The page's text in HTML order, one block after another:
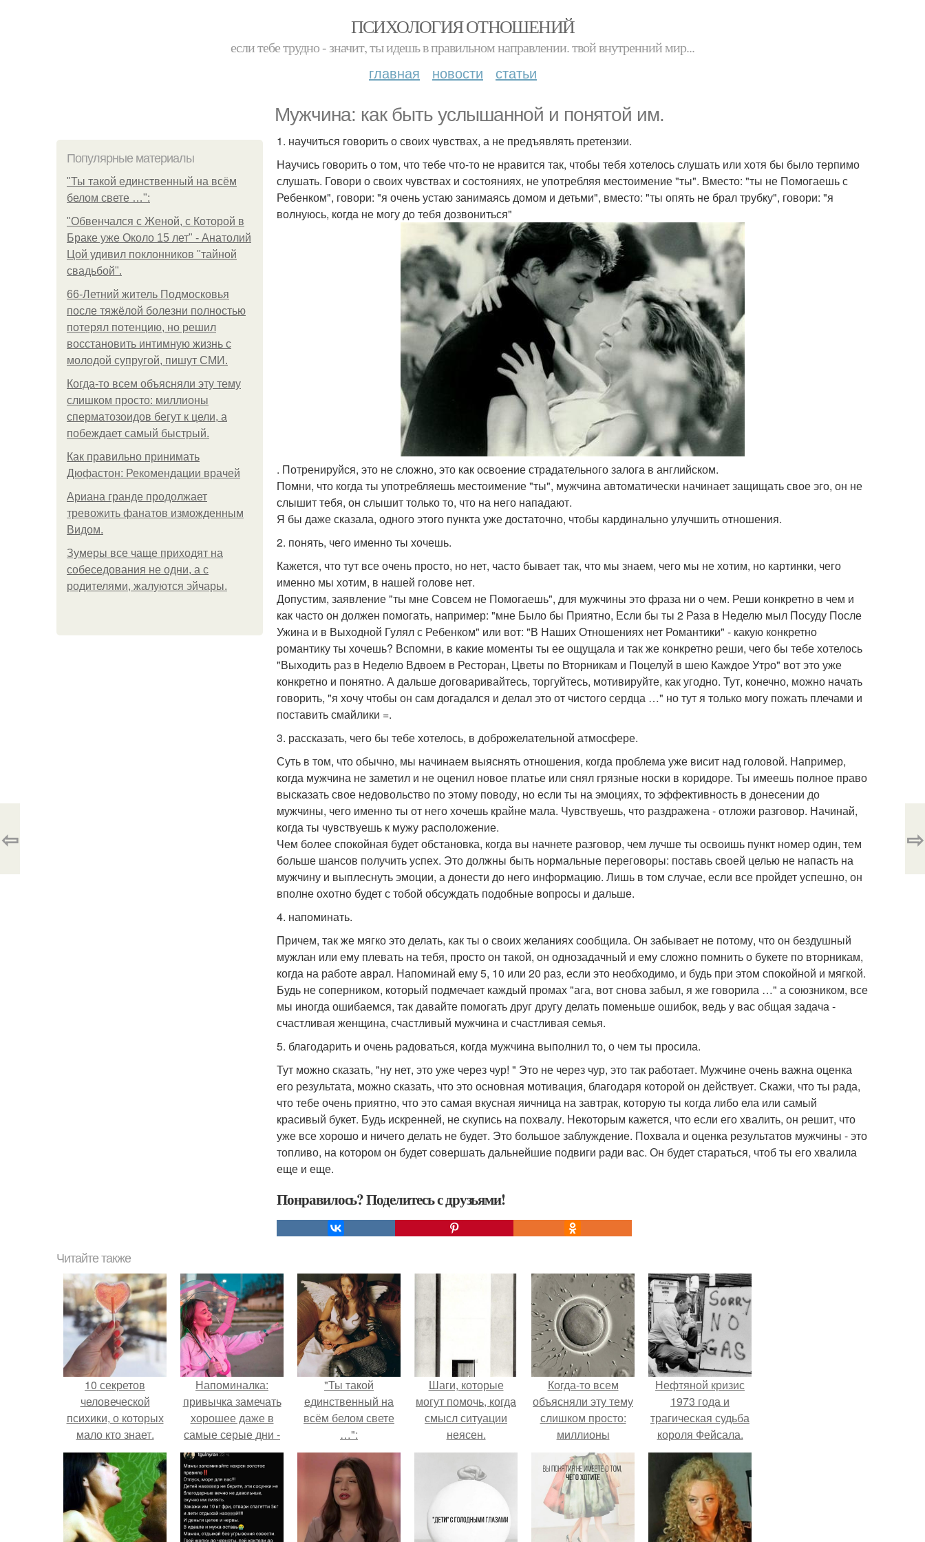
ПСИХОЛОГИЯ ОТНОШЕНИЙ
если тебе трудно - значит, ты идешь в правильном направлении. твой внутренний мир...
главная новости статьи
Мужчина: как быть услышанной и понятой им.
Популярные материалы
"Ты такой единственный на всём
белом свете …":
"Обвенчался с Женой, с Которой в
Браке уже Около 15 лет" - Анатолий
Цой удивил поклонников "тайной
свадьбой".
66-Летний житель Подмосковья
после тяжёлой болезни полностью
потерял потенцию, но решил
восстановить интимную жизнь с
молодой супругой, пишут СМИ.
Когда-то всем объясняли эту тему
слишком просто: миллионы
сперматозоидов бегут к цели, а
побеждает самый быстрый.
Как правильно принимать
Дюфастон: Рекомендации врачей
Ариана гранде продолжает
тревожить фанатов изможденным
Видом.
Зумеры все чаще приходят на
собеседования не одни, а с
родителями, жалуются эйчары.
1. научиться говорить о своих чувствах, а не предъявлять претензии.
Научись говорить о том, что тебе что-то не нравится так, чтобы тебя хотелось слушать или хотя бы было терпимо
слушать. Говори о своих чувствах и состояниях, не употребляя местоимение "ты". Вместо: "ты не Помогаешь с
Ребенком", говори: "я очень устаю занимаясь домом и детьми", вместо: "ты опять не брал трубку", говори: "я
волнуюсь, когда не могу до тебя дозвониться"
. Потренируйся, это не сложно, это как освоение страдательного залога в английском.
Помни, что когда ты употребляешь местоимение "ты", мужчина автоматически начинает защищать свое эго, он не
слышит тебя, он слышит только то, что на него нападают.
Я бы даже сказала, одного этого пункта уже достаточно, чтобы кардинально улучшить отношения.
2. понять, чего именно ты хочешь.
Кажется, что тут все очень просто, но нет, часто бывает так, что мы знаем, чего мы не хотим, но картинки, чего
именно мы хотим, в нашей голове нет.
Допустим, заявление "ты мне Совсем не Помогаешь", для мужчины это фраза ни о чем. Реши конкретно в чем и
как часто он должен помогать, например: "мне Было бы Приятно, Если бы ты 2 Раза в Неделю мыл Посуду После
Ужина и в Выходной Гулял с Ребенком" или вот: "В Наших Отношениях нет Романтики" - какую конкретно
романтику ты хочешь? Вспомни, в какие моменты ты ее ощущала и так же конкретно реши, чего бы тебе хотелось
"Выходить раз в Неделю Вдвоем в Ресторан, Цветы по Вторникам и Поцелуй в шею Каждое Утро" вот это уже
конкретно и понятно. А дальше договаривайтесь, торгуйтесь, мотивируйте, как угодно. Тут, конечно, можно начать
говорить, "я хочу чтобы он сам догадался и делал это от чистого сердца …" но тут я только могу пожать плечами и
поставить смайлики =.
3. рассказать, чего бы тебе хотелось, в доброжелательной атмосфере.
Суть в том, что обычно, мы начинаем выяснять отношения, когда проблема уже висит над головой. Например,
когда мужчина не заметил и не оценил новое платье или снял грязные носки в коридоре. Ты имеешь полное право
высказать свое недовольство по этому поводу, но если ты на эмоциях, то эффективность в донесении до
мужчины, чего именно ты от него хочешь крайне мала. Чувствуешь, что раздражена - отложи разговор. Начинай,
когда ты чувствуешь к мужу расположение.
Чем более спокойная будет обстановка, когда вы начнете разговор, чем лучше ты освоишь пункт номер один, тем
больше шансов получить успех. Это должны быть нормальные переговоры: поставь своей целью не напасть на
мужчину и выплеснуть эмоции, а донести до него информацию. Лишь в том случае, если все пройдет успешно, он
вполне охотно будет с тобой обсуждать подобные вопросы и дальше.
4. напоминать.
Причем, так же мягко это делать, как ты о своих желаниях сообщила. Он забывает не потому, что он бездушный
мужлан или ему плевать на тебя, просто он такой, он однозадачный и ему сложно помнить о букете по вторникам,
когда на работе аврал. Напоминай ему 5, 10 или 20 раз, если это необходимо, и будь при этом спокойной и мягкой.
Будь не соперником, который подмечает каждый промах "ага, вот снова забыл, я же говорила …" а союзником, все
мы иногда ошибаемся, так давайте помогать друг другу делать поменьше ошибок, ведь у вас общая задача -
счастливая женщина, счастливый мужчина и счастливая семья.
5. благодарить и очень радоваться, когда мужчина выполнил то, о чем ты просила.
Тут можно сказать, "ну нет, это уже через чур! " Это не через чур, это так работает. Мужчине очень важна оценка
его результата, можно сказать, что это основная мотивация, благодаря которой он действует. Скажи, что ты рада,
что тебе очень приятно, что это самая вкусная яичница на завтрак, которую ты когда либо ела или самый
красивый букет. Будь искренней, не скупись на похвалу. Некоторым кажется, что если его хвалить, он решит, что
уже все хорошо и ничего делать не будет. Это большое заблуждение. Похвала и оценка результатов мужчины - это
топливо, на котором он будет совершать дальнейшие подвиги ради вас. Он будет стараться, чтоб ты его хвалила
еще и еще.
Понравилось? Поделитесь с друзьями!
⇦ ⇨
Читайте также
10 секретов
человеческой
психики, о которых
мало кто знает.
Напоминалка:
привычка замечать
хорошее даже в
самые серые дни -
это не очередная
сказка из книг по
саморазвитию.
"Ты такой
единственный на
всём белом свете
…":
Шаги, которые
могут помочь, когда
смысл ситуации
неясен.
Когда-то всем
объясняли эту тему
слишком просто:
миллионы
сперматозоидов
бегут к цели, а
побеждает самый
быстрый.
Нефтяной кризис
1973 года и
трагическая судьба
короля Фейсала.